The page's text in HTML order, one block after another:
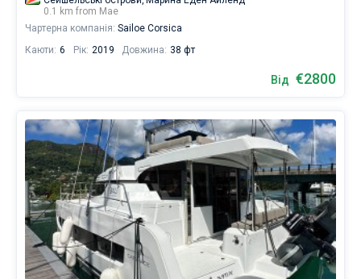
0.1 km from Мае
Чартерна компанія: Sailoe Corsica
Каюти: 6 Рік: 2019 Довжина: 38 фт
Від €2800